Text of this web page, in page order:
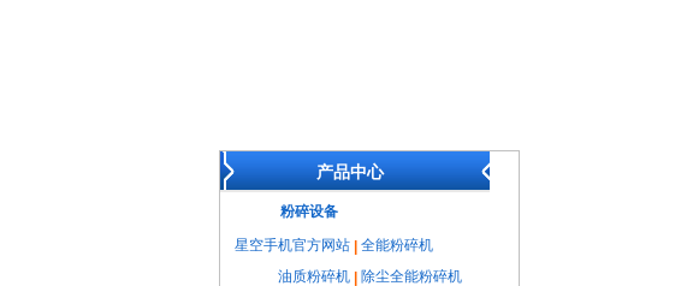
产品中心
粉碎设备
星空手机官方网站
全能粉碎机
油质粉碎机
除尘全能粉碎机